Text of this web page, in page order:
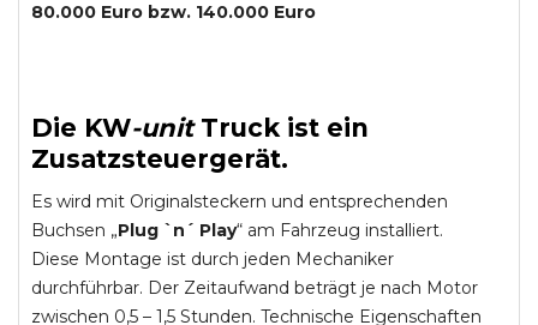
80.000 Euro bzw. 140.000 Euro
Die KW-unit Truckist ein
Zusatzsteuergerät.
Es wird mit Originalsteckern und entsprechenden
Buchsen „Plug `n´ Play“ am Fahrzeug installiert.
Diese Montage ist durch jeden Mechaniker
durchführbar. Der Zeitaufwand beträgt je nach Motor
zwischen 0,5 – 1,5 Stunden. Technische Eigenschaften